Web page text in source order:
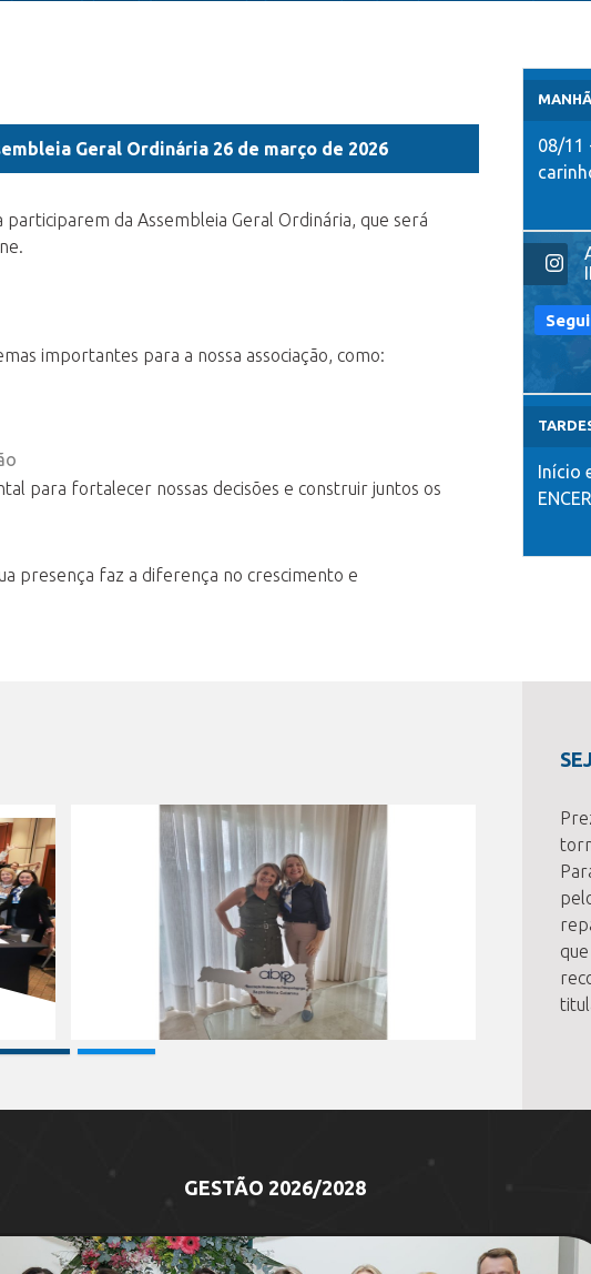
Geral Ordinária 26 de março de 2026
participarem da Assembleia Geral Ordinária, que será
importantes para a nossa associação, como:
para fortalecer nossas decisões e construir juntos os
presença faz a diferença no crescimento e
08/11
Início
GESTÃO 2026/2028